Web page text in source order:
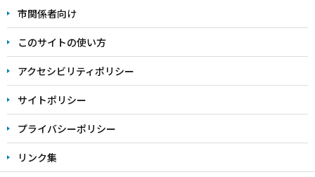
こ
ま
で
市関係者向け
このサイトの使い方
アクセシビリティポリシー
サイトポリシー
プライバシーポリシー
リンク集